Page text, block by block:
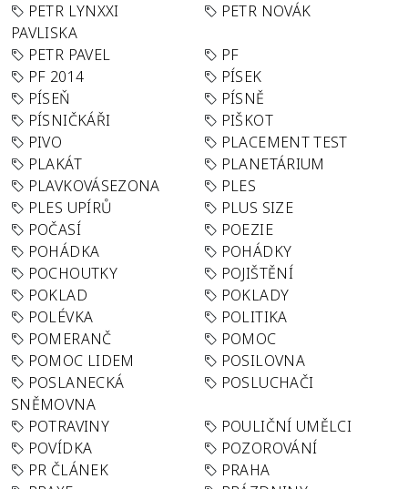
PETR LYNXXI
PAVLISKA
PETR NOVÁK
PETR PAVEL
PF
PF 2014
PÍSEK
PÍSEŇ
PÍSNĚ
PÍSNIČKÁŘI
PIŠKOT
PIVO
PLACEMENT TEST
PLAKÁT
PLANETÁRIUM
PLAVKOVÁSEZONA
PLES
PLES UPÍRŮ
PLUS SIZE
POČASÍ
POEZIE
POHÁDKA
POHÁDKY
POCHOUTKY
POJIŠTĚNÍ
POKLAD
POKLADY
POLÉVKA
POLITIKA
POMERANČ
POMOC
POMOC LIDEM
POSILOVNA
POSLANECKÁ
SNĚMOVNA
POSLUCHAČI
POTRAVINY
POULIČNÍ UMĚLCI
POVÍDKA
POZOROVÁNÍ
PR ČLÁNEK
PRAHA